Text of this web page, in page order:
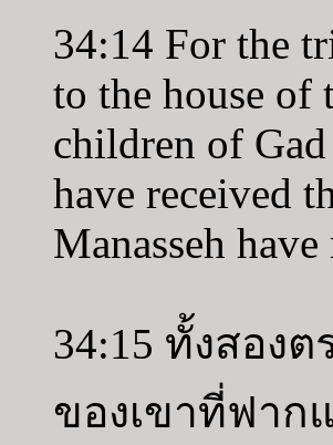
34:14 For the
to the house of
children of
have received
Manasseh
34:15 ทั้งสอง
ของเขาที่ฟาก